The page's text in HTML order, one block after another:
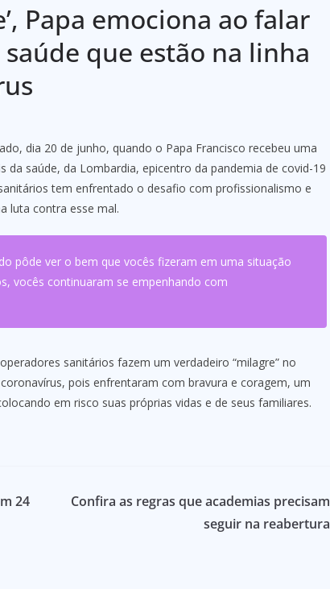
Papa emociona ao falar
que estão na linha
dia 20 de junho, quando o Papa Francisco recebeu uma
saúde, da Lombardia, epicentro da pandemia de covid-19
tem enfrentado o desafio com profissionalismo e
luta contra esse mal.
pôde ver o bem que vocês fizeram em uma situação
vocês continuaram se empenhando com
sanitários fazem um verdadeiro “milagre” no
pois enfrentaram com bravura e coragem, um
em risco suas próprias vidas e de seus familiares.
24
Confira as regras que academias precisam
seguir na reabertura